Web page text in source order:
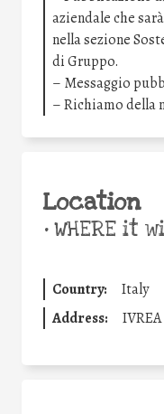
aziendale che
nella sezione
di Gruppo.
– Messaggio
– Richiamo della
Location
•WHERE it
Country:
Italy
Address:
IVREA